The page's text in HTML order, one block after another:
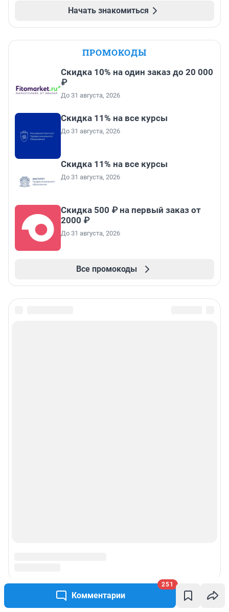
Комментарии
251
Начать знакомиться
ПРОМОКОДЫ
Скидка 10% на один заказ до 20 000
₽
До 31 августа, 2026
Скидка 11% на все курсы
До 31 августа, 2026
Скидка 11% на все курсы
До 31 августа, 2026
Скидка 500 ₽ на первый заказ от
2000 ₽
До 31 августа, 2026
Все промокоды